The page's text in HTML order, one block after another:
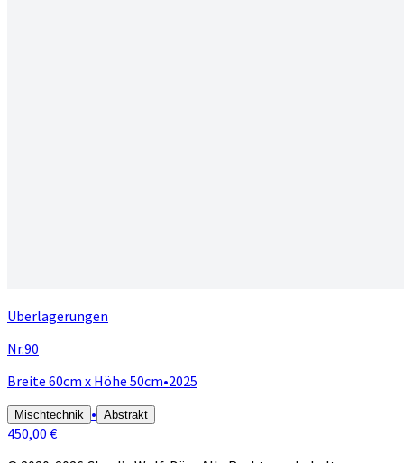
Überlagerungen
Nr.90
Breite 60cm x Höhe 50cm•2025
Mischtechnik • Abstrakt
450,00 €